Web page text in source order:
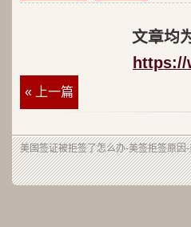
文章均
« 上一篇
美国签证被拒签了怎么办-美签拒签原